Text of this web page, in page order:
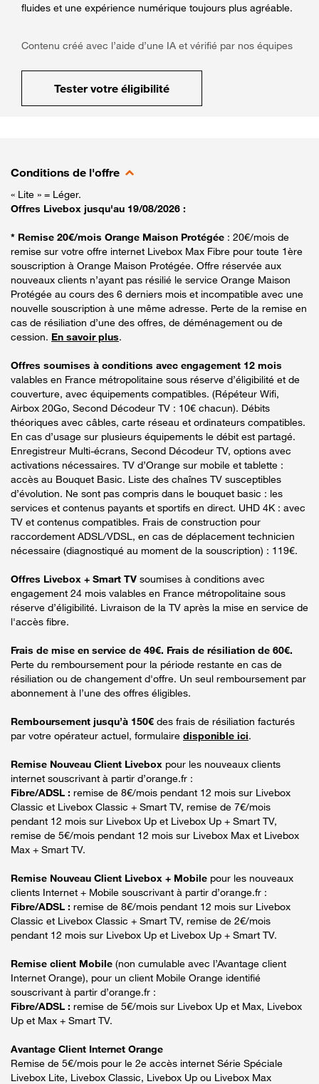
fluides et une expérience numérique toujours plus agréable.
Contenu créé avec l’aide d’une IA et vérifié par nos équipes
Tester votre éligibilité
Conditions de l'offre
« Lite » = Léger.
Offres Livebox jusqu'au 19/08/2026 :
* Remise 20€/mois Orange Maison Protégée : 20€/mois de
remise sur votre offre internet Livebox Max Fibre pour toute 1ère
souscription à Orange Maison Protégée. Offre réservée aux
nouveaux clients n’ayant pas résilié le service Orange Maison
Protégée au cours des 6 derniers mois et incompatible avec une
nouvelle souscription à une même adresse. Perte de la remise en
cas de résiliation d’une des offres, de déménagement ou de
cession. En savoir plus.
Offres soumises à conditions avec engagement 12 mois
valables en France métropolitaine sous réserve d’éligibilité et de
couverture, avec équipements compatibles. (Répéteur Wifi,
Airbox 20Go, Second Décodeur TV : 10€ chacun). Débits
théoriques avec câbles, carte réseau et ordinateurs compatibles.
En cas d’usage sur plusieurs équipements le débit est partagé.
Enregistreur Multi-écrans, Second Décodeur TV, options avec
activations nécessaires. TV d’Orange sur mobile et tablette :
accès au Bouquet Basic. Liste des chaînes TV susceptibles
d’évolution. Ne sont pas compris dans le bouquet basic : les
services et contenus payants et sportifs en direct. UHD 4K : avec
TV et contenus compatibles. Frais de construction pour
raccordement ADSL/VDSL, en cas de déplacement technicien
nécessaire (diagnostiqué au moment de la souscription) : 119€.
Offres Livebox + Smart TV soumises à conditions avec
engagement 24 mois valables en France métropolitaine sous
réserve d’éligibilité. Livraison de la TV après la mise en service de
l'accès fibre.
Frais de mise en service de 49€. Frais de résiliation de 60€.
Perte du remboursement pour la période restante en cas de
résiliation ou de changement d'offre. Un seul remboursement par
abonnement à l’une des offres éligibles.
Remboursement jusqu’à 150€ des frais de résiliation facturés
par votre opérateur actuel, formulaire disponible ici.
Remise Nouveau Client Livebox pour les nouveaux clients
internet souscrivant à partir d’orange.fr :
Fibre/ADSL : remise de 8€/mois pendant 12 mois sur Livebox
Classic et Livebox Classic + Smart TV, remise de 7€/mois
pendant 12 mois sur Livebox Up et Livebox Up + Smart TV,
remise de 5€/mois pendant 12 mois sur Livebox Max et Livebox
Max + Smart TV.
Remise Nouveau Client Livebox + Mobile pour les nouveaux
clients Internet + Mobile souscrivant à partir d’orange.fr :
Fibre/ADSL : remise de 8€/mois pendant 12 mois sur Livebox
Classic et Livebox Classic + Smart TV, remise de 2€/mois
pendant 12 mois sur Livebox Up et Livebox Up + Smart TV.
Remise client Mobile (non cumulable avec l’Avantage client
Internet Orange), pour un client Mobile Orange identifié
souscrivant à partir d’orange.fr :
Fibre/ADSL : remise de 5€/mois sur Livebox Up et Max, Livebox
Up et Max + Smart TV.
Avantage Client Internet Orange
Remise de 5€/mois pour le 2e accès internet Série Spéciale
Livebox Lite, Livebox Classic, Livebox Up ou Livebox Max